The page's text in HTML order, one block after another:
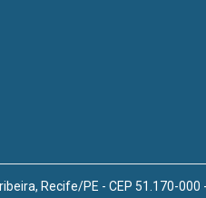
Recife/PE - CEP 51.170-000